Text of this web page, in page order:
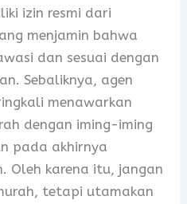
izin resmi dari
menjamin bahwa
dan sesuai dengan
Sebaliknya, agen
menawarkan
dengan iming-iming
pada akhirnya
Oleh karena itu, jangan
tetapi utamakan